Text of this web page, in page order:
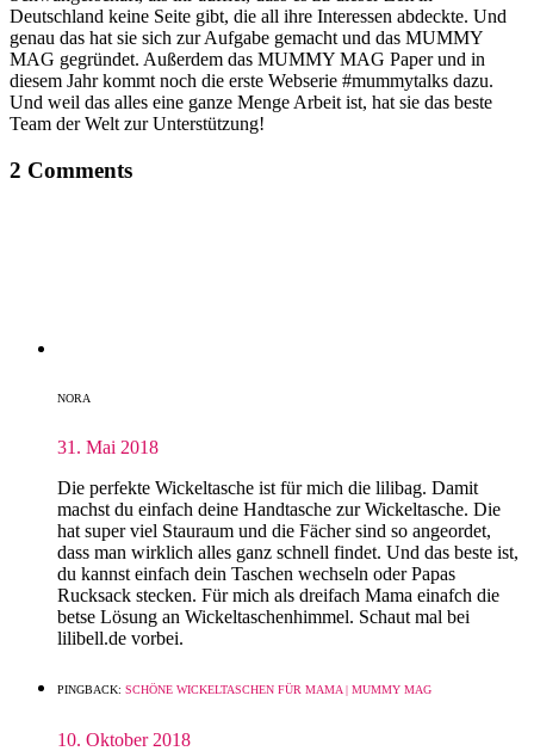
Deutschland keine Seite gibt, die all ihre Interessen abdeckte. Und
genau das hat sie sich zur Aufgabe gemacht und das MUMMY
MAG gegründet. Außerdem das MUMMY MAG Paper und in
diesem Jahr kommt noch die erste Webserie #mummytalks dazu.
Und weil das alles eine ganze Menge Arbeit ist, hat sie das beste
Team der Welt zur Unterstützung!
2 Comments
NORA
31. Mai 2018
Die perfekte Wickeltasche ist für mich die lilibag. Damit
machst du einfach deine Handtasche zur Wickeltasche. Die
hat super viel Stauraum und die Fächer sind so angeordet,
dass man wirklich alles ganz schnell findet. Und das beste ist,
du kannst einfach dein Taschen wechseln oder Papas
Rucksack stecken. Für mich als dreifach Mama einafch die
betse Lösung an Wickeltaschenhimmel. Schaut mal bei
lilibell.de vorbei.
PINGBACK: SCHÖNE WICKELTASCHEN FÜR MAMA | MUMMY MAG
10. Oktober 2018